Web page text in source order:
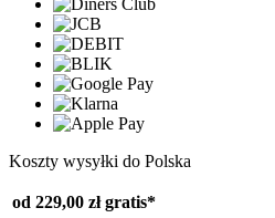
Koszty wysyłki do Polska
od 229,00 zł gratis*